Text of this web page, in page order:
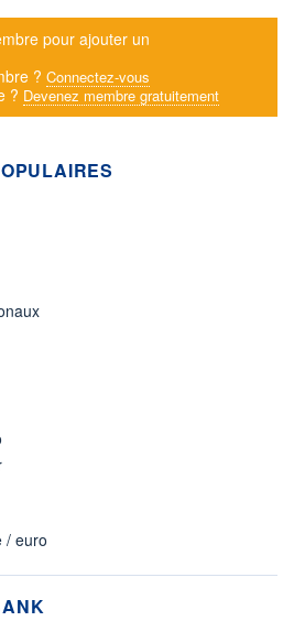
pour ajouter un
? Connectez-vous
? Devenez membre gratuitement
/ euro